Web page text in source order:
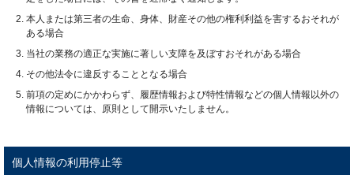
本人または第三者の生命、身体、財産その他の権利利益を害するおそれが
ある場合
当社の業務の適正な実施に著しい支障を及ぼすおそれがある場合
その他法令に違反することとなる場合
前項の定めにかかわらず、履歴情報および特性情報などの個人情報以外の
情報については、原則として開示いたしません。
個人情報の利用停止等